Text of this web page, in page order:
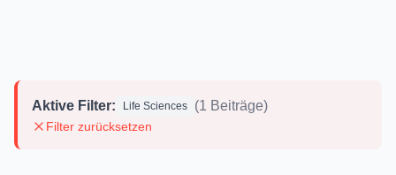
Aktive Filter: Life Sciences (1 Beiträge)
Filter zurücksetzen